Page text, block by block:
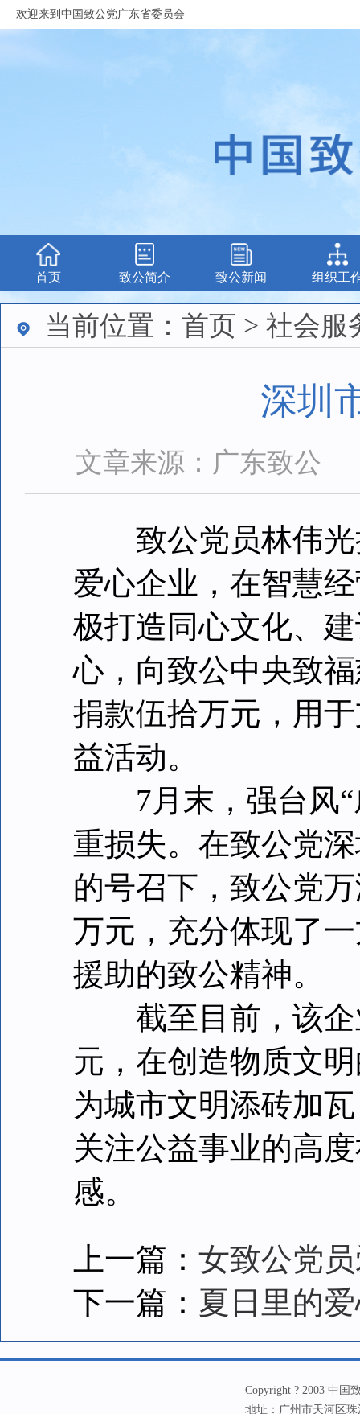
欢迎来到中国致公党广东省委员会
首页 致公简介 致公新闻 组织工
当前位置：首页 > 社会服
深圳
文章来源：广东致公
致公党员林伟光
爱心企业，在智慧
极打造同心文化、
心，向致公中央致
捐款伍拾万元，用
益活动。
7月末，强台风“
重损失。在致公党
的号召下，致公党
万元，充分体现了
援助的致公精神。
截至目前，该企
元，在创造物质文
为城市文明添砖加
关注公益事业的高
感。
上一篇： 女致公党
下一篇： 夏日里的
Copyright ? 2003 中国
地址：广州市天河区